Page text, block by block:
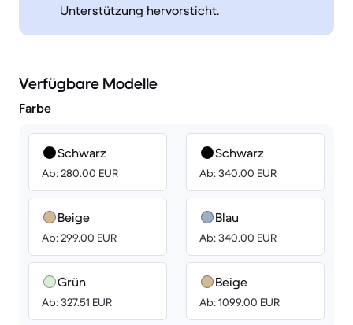
Unterstützung hervorsticht.
Verfügbare Modelle
Farbe
Schwarz
Ab: 280.00 EUR
Beige
Ab: 299.00 EUR
Grün
Ab: 327.51 EUR
Schwarz
Ab: 340.00 EUR
Blau
Ab: 340.00 EUR
Beige
Ab: 1099.00 EUR